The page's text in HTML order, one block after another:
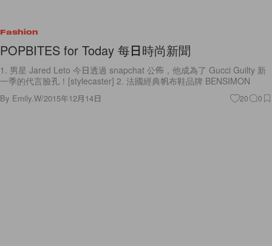
Fashion
POPBITES for Today 每日時尚新聞
1. 男星 Jared Leto 今日透過 snapchat 公佈，他成為了 Gucci Guilty 新
一季的代言臉孔！[stylecaster] 2. 法國經典帆布鞋品牌 BENSIMON
By Emily.W/2015年12月14日 20 0